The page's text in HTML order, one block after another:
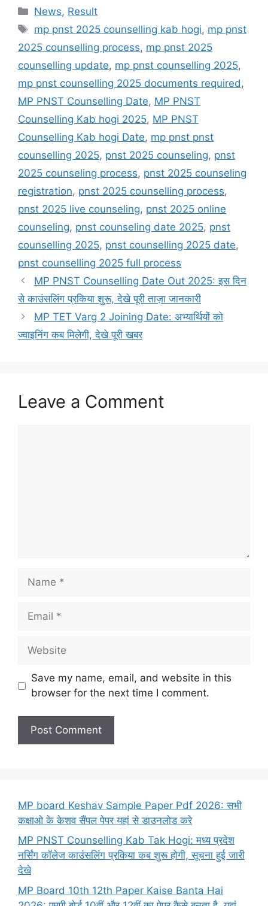
Categories
News, Result
Tags
mp pnst 2025 counselling kab hogi, mp pnst
2025 counselling process, mp pnst 2025
counselling update, mp pnst counselling 2025,
mp pnst counselling 2025 documents required,
MP PNST Counselling Date, MP PNST
Counselling Kab hogi 2025, MP PNST
Counselling Kab hogi Date, mp pnst pnst
counselling 2025, pnst 2025 counseling, pnst
2025 counseling process, pnst 2025 counseling
registration, pnst 2025 counselling process,
pnst 2025 live counseling, pnst 2025 online
counseling, pnst counseling date 2025, pnst
counselling 2025, pnst counselling 2025 date,
pnst counselling 2025 full process
MP PNST Counselling Date Out 2025: इस दिन
से काउंसलिंग प्रकिया शुरू, देखे पूरी ताज़ा जानकारी
MP TET Varg 2 Joining Date: अभ्यार्थियों को
ज्वाइनिंग कब मिलेगी, देखे पूरी खबर
Leave a Comment
Name
Email
Website
Save my name, email, and website in this
browser for the next time I comment.
MP board Keshav Sample Paper Pdf 2026: सभी
कक्षाओ के केशव सैंपल पेपर यहां से डाउनलोड करे
MP PNST Counselling Kab Tak Hogi: मध्य प्रदेश
नर्सिंग कॉलेज काउंसलिंग प्रकिया कब शुरू होगी, सूचना हुई जारी
देखे
MP Board 10th 12th Paper Kaise Banta Hai